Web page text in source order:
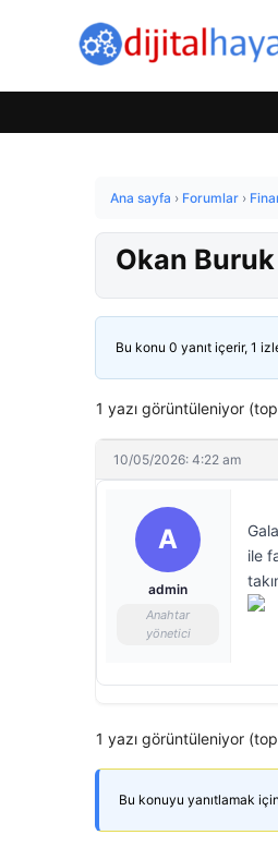
Ana sayfa › Forumlar ›
Okan
Bu konu 0 yanıt içerir, 1
1 yazı görüntüleniyor
10/05/2026: 4:22 am
A
admin
Anahtar
yönetici
ile
1 yazı görüntüleniyor
Bu konuyu yanıtlamak